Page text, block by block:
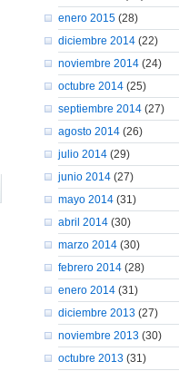
enero 2015 (28)
diciembre 2014 (22)
noviembre 2014 (24)
octubre 2014 (25)
septiembre 2014 (27)
agosto 2014 (26)
julio 2014 (29)
junio 2014 (27)
mayo 2014 (31)
abril 2014 (30)
marzo 2014 (30)
febrero 2014 (28)
enero 2014 (31)
diciembre 2013 (27)
noviembre 2013 (30)
octubre 2013 (31)